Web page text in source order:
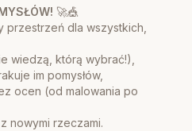
🚀🎪
przestrzeń dla wszystkich,
wiedzą, którą wybrać!),
im pomysłów,
ocen (od malowania po
z nowymi rzeczami.